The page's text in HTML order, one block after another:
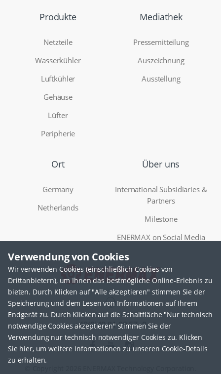
Verwendung von Cookies
Wir verwenden Cookies (einschließlich Cookies von
Drittanbietern), um Ihnen das bestmögliche Online-Erlebnis zu
bieten. Durch Klicken auf "Alle akzeptieren" stimmen Sie der
Speicherung und dem Lesen von Informationen auf Ihrem
Endgerät zu. Durch Klicken auf die Schaltfläche "Nur technisch
notwendige Cookies akzeptieren" stimmen Sie der
Verwendung nur technisch notwendiger Cookies zu. Klicken
Sie hier, um weitere Informationen zu unseren Cookie-Details
zu erhalten.
Produkte
Netzteile
Wasserkühler
Luftkühler
Gehäuse
Lüfter
Peripherie
Mediathek
Pressemitteilung
Auszeichnung
Ausstellung
Ort
Germany
Netherlands
Über uns
International Subsidiaries &
Partners
Milestone
ENERMAX on Social Media
Firmenkontakt
+49(0)40 81 99 57 -0